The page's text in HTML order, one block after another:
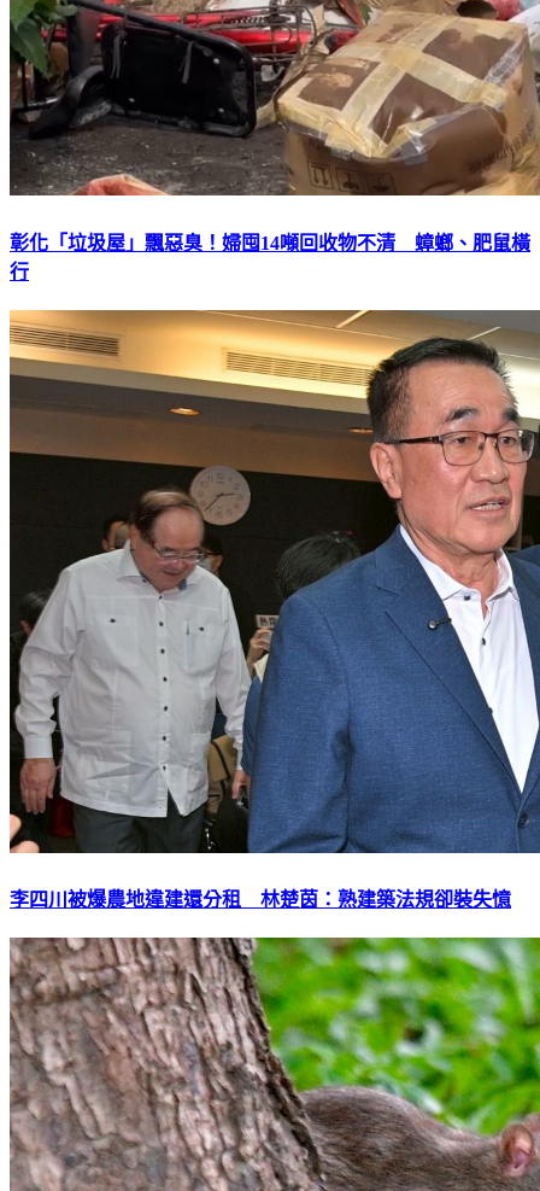
彰化「垃圾屋」飄惡臭！婦囤14噸回收物不清 蟑螂、肥鼠橫
行
李四川被爆農地違建還分租 林楚茵：熟建築法規卻裝失憶